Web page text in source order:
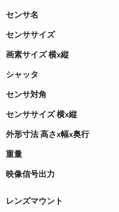
センサ名
センササイズ
画素サイズ 横x縦
シャッタ
センサ対角
センササイズ 横x縦
外形寸法 高さx幅x奥行
重量
映像信号出力
レンズマウント